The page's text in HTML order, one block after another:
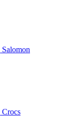
Salomon
Crocs